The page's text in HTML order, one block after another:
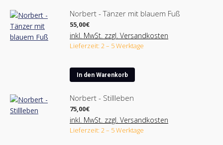
Norbert - Tänzer mit blauem Fuß
55,00€
inkl. MwSt. zzgl. Versandkosten
Lieferzeit: 2 – 5 Werktage
In den Warenkorb
Norbert - Stillleben
75,00€
inkl. MwSt. zzgl. Versandkosten
Lieferzeit: 2 – 5 Werktage